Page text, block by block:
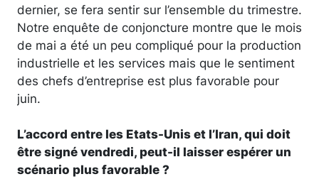
dernier, se fera sentir sur l’ensemble du trimestre.
Notre enquête de conjoncture montre que le mois
de mai a été un peu compliqué pour la production
industrielle et les services mais que le sentiment
des chefs d’entreprise est plus favorable pour
juin.
L’accord entre les Etats-Unis et l’Iran, qui doit
être signé vendredi, peut-il laisser espérer un
scénario plus favorable ?